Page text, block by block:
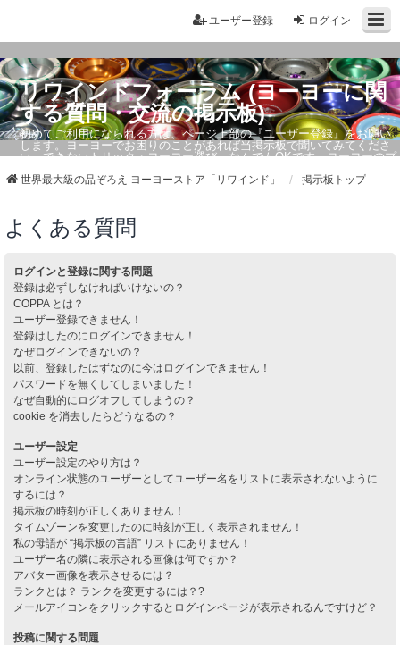
ログイン
ユーザー登録
リワインドフォーラム (ヨーヨーに関
する質問・交流の掲示板)
初めてご利用になられる方は、ページ上部の『ユーザー登録』をお願い
します。ヨーヨーでお困りのことがあれば当掲示板で聞いてみてくださ
い。できないトリック・ヨーヨー選び、なんでもOKです。ヨーヨーのプ
世界最大級の品ぞろえ ヨーヨーストア「リワインド」 掲示板トップ
よくある質問
ログインと登録に関する問題
登録は必ずしなければいけないの？
COPPA とは？
ユーザー登録できません！
登録はしたのにログインできません！
なぜログインできないの？
以前、登録したはずなのに今はログインできません！
パスワードを無くしてしまいました！
なぜ自動的にログオフしてしまうの？
cookie を消去したらどうなるの？
ユーザー設定
ユーザー設定のやり方は？
オンライン状態のユーザーとしてユーザー名をリストに表示されないように
するには？
掲示板の時刻が正しくありません！
タイムゾーンを変更したのに時刻が正しく表示されません！
私の母語が “掲示板の言語” リストにありません！
ユーザー名の隣に表示される画像は何ですか？
アバター画像を表示させるには？
ランクとは？ ランクを変更するには？?
メールアイコンをクリックするとログインページが表示されるんですけど？
投稿に関する問題